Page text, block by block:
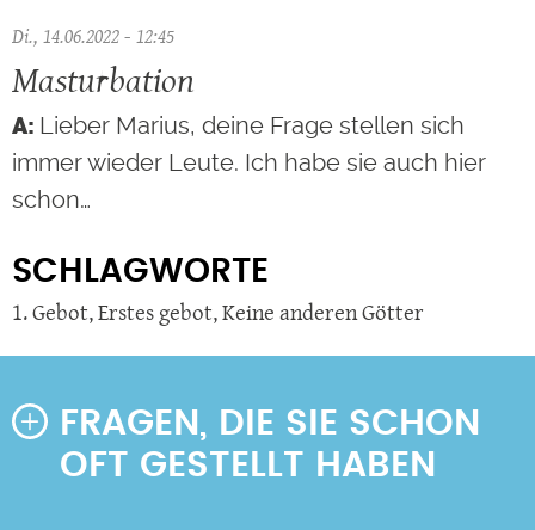
Di., 14.06.2022 - 12:45
Masturbation
Lieber Marius, deine Frage stellen sich
immer wieder Leute. Ich habe sie auch hier
schon…
SCHLAGWORTE
1. Gebot,Erstes gebot,Keine anderen Götter
FRAGEN, DIE SIE SCHON
OFT GESTELLT HABEN